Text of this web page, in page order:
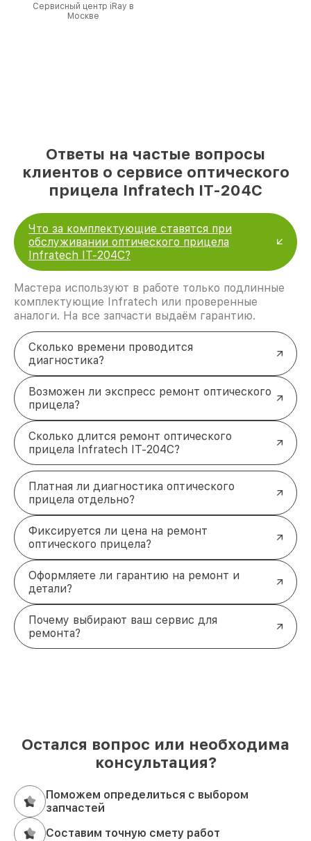
Сервисный центр iRay в
Москве
Ответы на частые вопросы
клиентов о сервисе оптического
прицела Infratech IT-204C
Что за комплектующие ставятся при
обслуживании оптического прицела
Infratech IT-204C?
Мастера используют в работе только подлинные
комплектующие Infratech или проверенные
аналоги. На все запчасти выдаём гарантию.
Сколько времени проводится
диагностика?
Возможен ли экспресс ремонт оптического
прицела?
Сколько длится ремонт оптического
прицела Infratech IT-204C?
Платная ли диагностика оптического
прицела отдельно?
Фиксируется ли цена на ремонт
оптического прицела?
Оформляете ли гарантию на ремонт и
детали?
Почему выбирают ваш сервис для
ремонта?
Остался вопрос или необходима
консультация?
Поможем определиться с выбором
запчастей
Составим точную смету работ